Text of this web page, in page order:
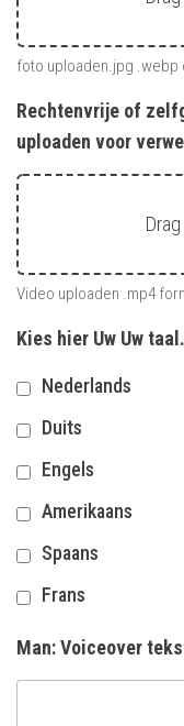
foto uploaden.jpg .webp
Rechtenvrije of
uploaden voor
Video uploaden .mp4
Kies hier Uw Uw taal.
Nederlands
Duits
Engels
Amerikaans
Spaans
Frans
Man: Voiceover